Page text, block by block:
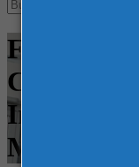
Feiras -
Congress
Mineração